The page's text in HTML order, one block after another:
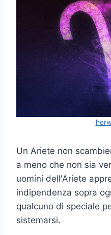
Un Ariete non
a meno che non sia
uomini dell'Ariete
indipendenza sopra
qualcuno di speciale
sistemarsi.